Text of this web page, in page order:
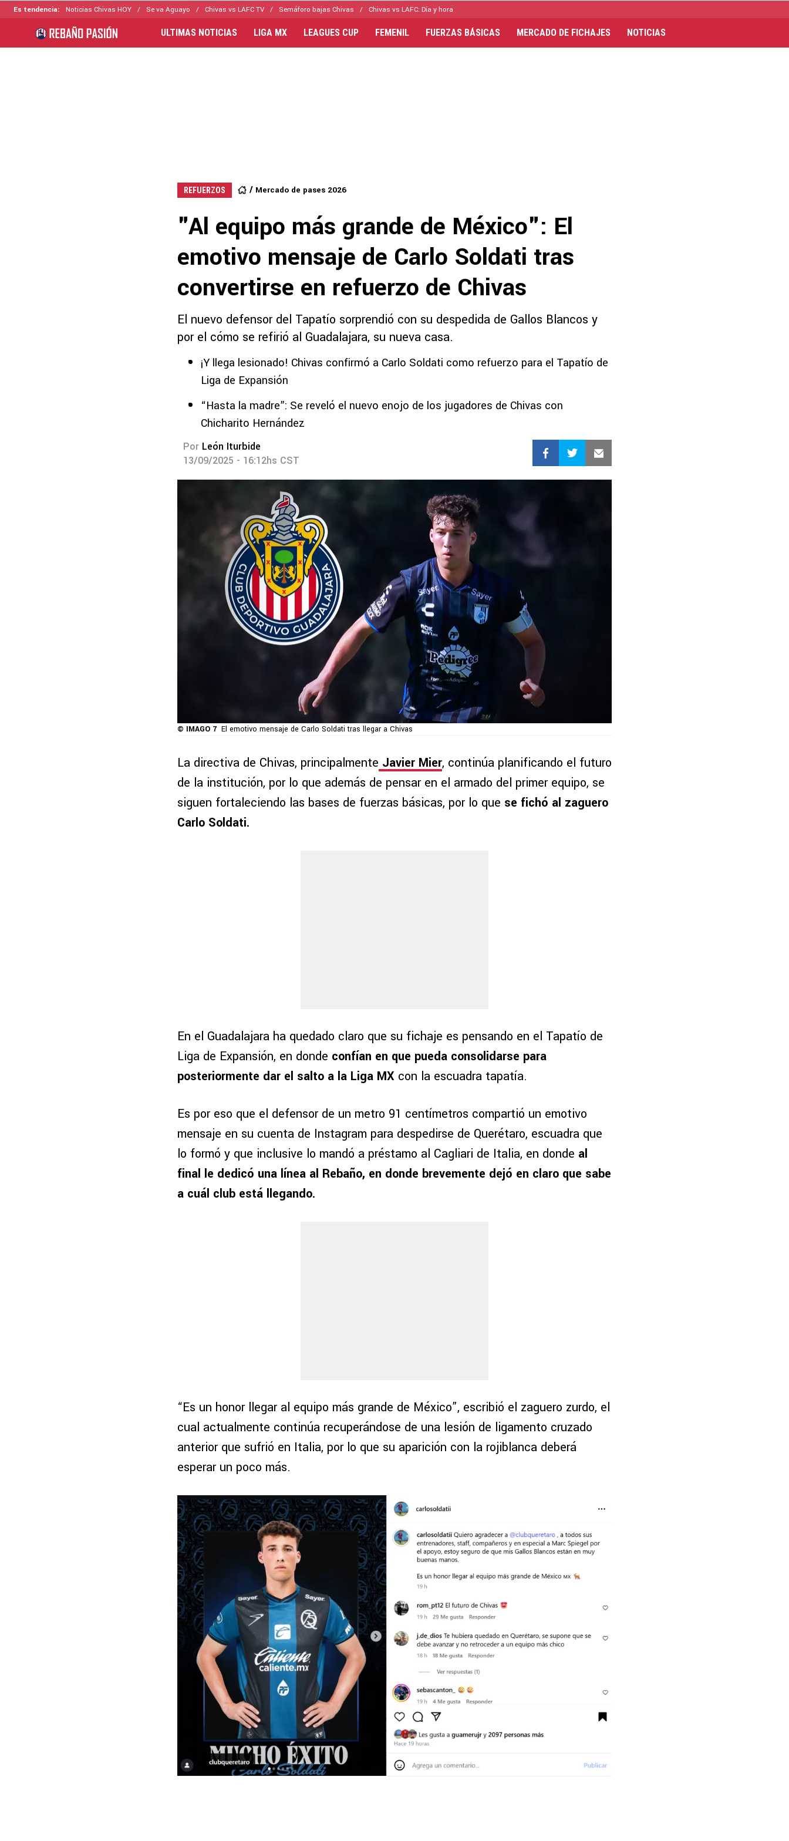
Es tendencia: Noticias Chivas HOY Se va Aguayo Chivas vs LAFC TV Semáforo bajas Chivas Chivas vs LAFC: Día y hora
ULTIMAS NOTICIAS LIGA MX LEAGUES CUP FEMENIL FUERZAS BÁSICAS MERCADO DE FICHAJES NOTICIAS
REFUERZOS Mercado de pases 2026
"Al equipo más grande de México": El
emotivo mensaje de Carlo Soldati tras
convertirse en refuerzo de Chivas
El nuevo defensor del Tapatío sorprendió con su despedida de Gallos Blancos y
por el cómo se refirió al Guadalajara, su nueva casa.
¡Y llega lesionado! Chivas confirmó a Carlo Soldati como refuerzo para el Tapatío de
Liga de Expansión
“Hasta la madre”: Se reveló el nuevo enojo de los jugadores de Chivas con
Chicharito Hernández
Por León Iturbide
13/09/2025 - 16:12hs CST
© IMAGO 7 El emotivo mensaje de Carlo Soldati tras llegar a Chivas
La directiva de Chivas, principalmente Javier Mier, continúa planificando el futuro
de la institución, por lo que además de pensar en el armado del primer equipo, se
siguen fortaleciendo las bases de fuerzas básicas, por lo que se fichó al zaguero
Carlo Soldati.
En el Guadalajara ha quedado claro que su fichaje es pensando en el Tapatío de
Liga de Expansión, en donde confían en que pueda consolidarse para
posteriormente dar el salto a la Liga MX con la escuadra tapatía.
Es por eso que el defensor de un metro 91 centímetros compartió un emotivo
mensaje en su cuenta de Instagram para despedirse de Querétaro, escuadra que
lo formó y que inclusive lo mandó a préstamo al Cagliari de Italia, en donde al
final le dedicó una línea al Rebaño, en donde brevemente dejó en claro que sabe
a cuál club está llegando.
“Es un honor llegar al equipo más grande de México”, escribió el zaguero zurdo, el
cual actualmente continúa recuperándose de una lesión de ligamento cruzado
anterior que sufrió en Italia, por lo que su aparición con la rojiblanca deberá
esperar un poco más.